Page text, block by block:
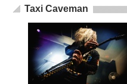
Taxi Caveman